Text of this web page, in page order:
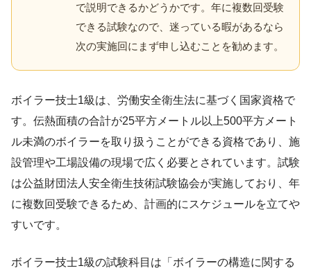
で説明できるかどうかです。年に複数回受験
できる試験なので、迷っている暇があるなら
次の実施回にまず申し込むことを勧めます。
ボイラー技士1級は、労働安全衛生法に基づく国家資格で
す。伝熱面積の合計が25平方メートル以上500平方メート
ル未満のボイラーを取り扱うことができる資格であり、施
設管理や工場設備の現場で広く必要とされています。試験
は公益財団法人安全衛生技術試験協会が実施しており、年
に複数回受験できるため、計画的にスケジュールを立てや
すいです。
ボイラー技士1級の試験科目は「ボイラーの構造に関する